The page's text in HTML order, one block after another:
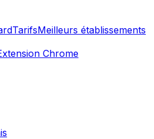
TarifsMeilleurs établissements
Chrome